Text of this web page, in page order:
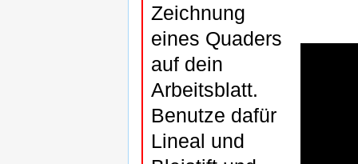
Zeichnung
eines Quaders
auf dein
Arbeitsblatt.
Benutze dafür
Lineal und